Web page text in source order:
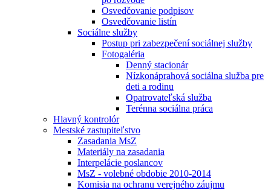
Osvedčovanie podpisov
Osvedčovanie listín
Sociálne služby
Postup pri zabezpečení sociálnej služby
Fotogaléria
Denný stacionár
Nízkonáprahová sociálna služba pre
deti a rodinu
Opatrovateľská služba
Terénna sociálna práca
Hlavný kontrolór
Mestské zastupiteľstvo
Zasadania MsZ
Materiály na zasadania
Interpelácie poslancov
MsZ - volebné obdobie 2010-2014
Komisia na ochranu verejného záujmu